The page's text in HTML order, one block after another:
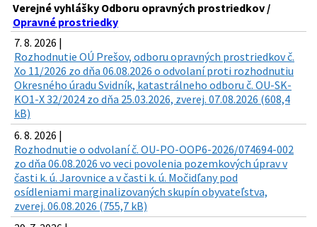
Verejné vyhlášky Odboru opravných prostriedkov /
Opravné prostriedky
7. 8. 2026 |
Rozhodnutie OÚ Prešov, odboru opravných prostriedkov č.
Xo 11/2026 zo dňa 06.08.2026 o odvolaní proti rozhodnutiu
Okresného úradu Svidník, katastrálneho odboru č. OU-SK-
KO1-X 32/2024 zo dňa 25.03.2026, zverej. 07.08.2026 (608,4
kB)
6. 8. 2026 |
Rozhodnutie o odvolaní č. OU-PO-OOP6-2026/074694-002
zo dňa 06.08.2026 vo veci povolenia pozemkových úprav v
časti k. ú. Jarovnice a v časti k. ú. Močidľany pod
osídleniami marginalizovaných skupín obyvateľstva,
zverej. 06.08.2026 (755,7 kB)